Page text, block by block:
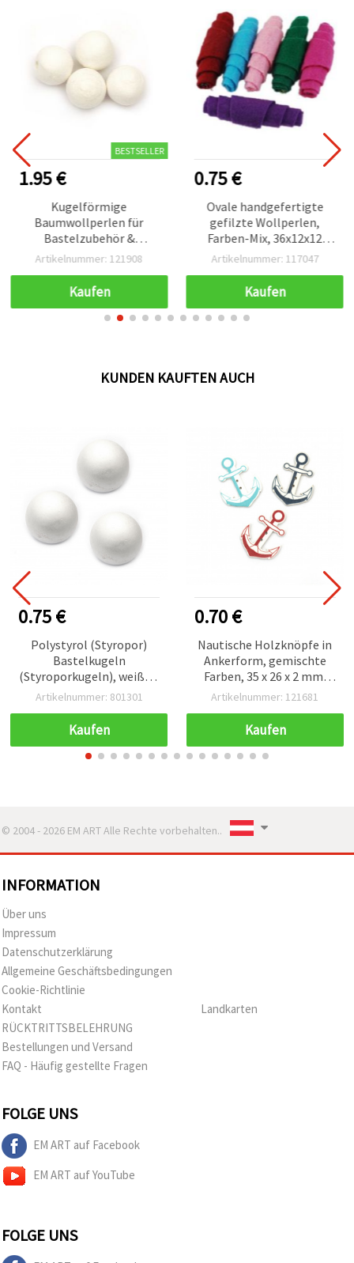
BESTSELLER
1.95 €
Kugelförmige
Baumwollperlen für
Bastelzubehör &
Wohndeko, Ø 20 mm,
Stück
Artikelnummer: 121908
Kaufen
0.75 €
Ovale handgefertigte
gefilzte Wollperlen,
Farben-Mix, 36x12x12
mm, Loch: 4 mm - 5 Stück
Artikelnummer: 117047
Kaufen
KUNDEN KAUFTEN AUCH
0.75 €
Polystyrol (Styropor)
Bastelkugeln
(Styroporkugeln), weiß, Ø
25 mm, 20er Pack
Artikelnummer: 801301
Kaufen
0.70 €
Nautische Holzknöpfe in
Ankerform, gemischte
Farben, 35 x 26 x 2 mm,
Loch Ø 1 mm – 10er-Pack
Bastelprojekte
Artikelnummer: 121681
Kaufen
© 2004 - 2026 EM ART Alle Rechte vorbehalten..
INFORMATION
Über uns
Impressum
Datenschutzerklärung
Allgemeine Geschäftsbedingungen
Cookie-Richtlinie
Kontakt
RÜCKTRITTSBELEHRUNG
Bestellungen und Versand
FAQ - Häufig gestellte Fragen
Landkarten
FOLGE UNS
EM ART auf Facebook
EM ART auf YouTube
FOLGE UNS